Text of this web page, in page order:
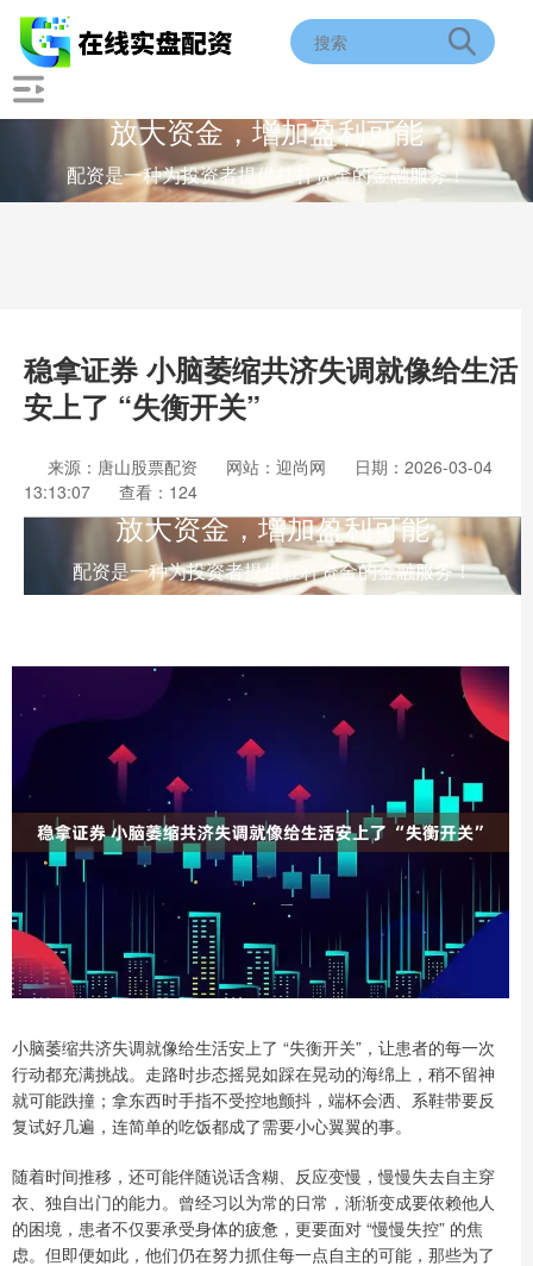
放大资金，增加盈利可能
配资是一种为投资者提供杠杆资金的金融服务！
稳拿证券 小脑萎缩共济失调就像给生活
安上了 “失衡开关”
来源：唐山股票配资 网站：迎尚网
日期：2026-03-04
13:13:07
查看：124
放大资金，增加盈利可能
配资是一种为投资者提供杠杆资金的金融服务！
小脑萎缩共济失调就像给生活安上了 “失衡开关”，让患者的每一次
行动都充满挑战。走路时步态摇晃如踩在晃动的海绵上，稍不留神
就可能跌撞；拿东西时手指不受控地颤抖，端杯会洒、系鞋带要反
复试好几遍，连简单的吃饭都成了需要小心翼翼的事。
随着时间推移，还可能伴随说话含糊、反应变慢，慢慢失去自主穿
衣、独自出门的能力。曾经习以为常的日常，渐渐变成要依赖他人
的困境，患者不仅要承受身体的疲惫，更要面对 “慢慢失控” 的焦
虑。但即便如此，他们仍在努力抓住每一点自主的可能，那些为了